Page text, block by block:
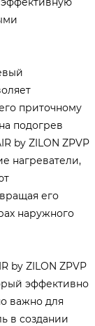
приточному
подогрев
by ZILON ZPVP
нагреватели,
его
наружного
by ZILON ZPVP
эффективно
важно для
в создании